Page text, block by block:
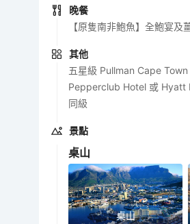
晚餐
【原隻南非鮑魚】全鮑宴及
其他
五星級 Pullman Cape
Pepperclub Hotel 或 Hyatt
同級
景點
桌山
桌山